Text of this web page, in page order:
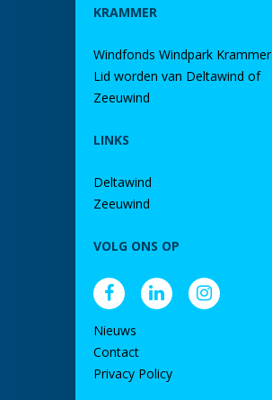
KRAMMER
Windfonds Windpark Krammer
Lid worden van Deltawind of
Zeeuwind
LINKS
Deltawind
Zeeuwind
VOLG ONS OP
Nieuws
Contact
Privacy Policy